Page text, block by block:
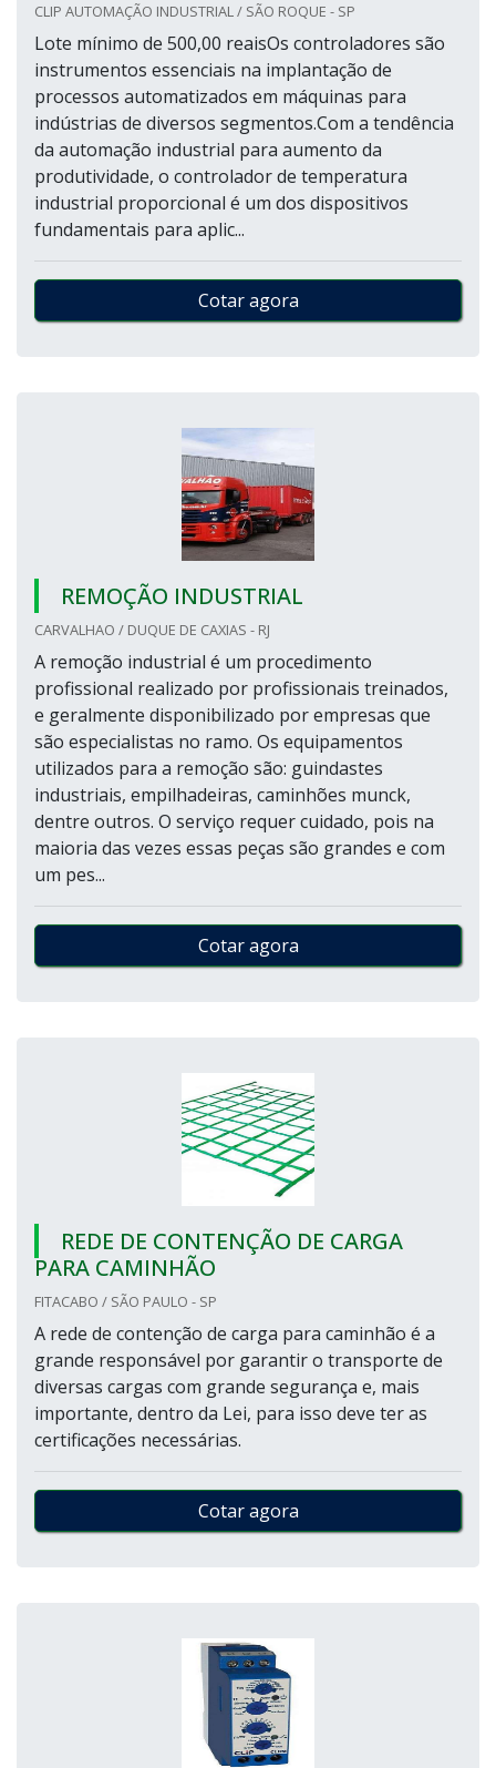
CLIP AUTOMAÇÃO INDUSTRIAL / SÃO ROQUE - SP
Lote mínimo de 500,00 reaisOs controladores são
instrumentos essenciais na implantação de
processos automatizados em máquinas para
indústrias de diversos segmentos.Com a tendência
da automação industrial para aumento da
produtividade, o controlador de temperatura
industrial proporcional é um dos dispositivos
fundamentais para aplic...
Cotar agora
REMOÇÃO INDUSTRIAL
CARVALHAO / DUQUE DE CAXIAS - RJ
A remoção industrial é um procedimento
profissional realizado por profissionais treinados,
e geralmente disponibilizado por empresas que
são especialistas no ramo. Os equipamentos
utilizados para a remoção são: guindastes
industriais, empilhadeiras, caminhões munck,
dentre outros. O serviço requer cuidado, pois na
maioria das vezes essas peças são grandes e com
um pes...
Cotar agora
REDE DE CONTENÇÃO DE CARGA
PARA CAMINHÃO
FITACABO / SÃO PAULO - SP
A rede de contenção de carga para caminhão é a
grande responsável por garantir o transporte de
diversas cargas com grande segurança e, mais
importante, dentro da Lei, para isso deve ter as
certificações necessárias.
Cotar agora